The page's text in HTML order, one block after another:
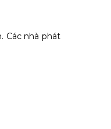
Các nhà phát